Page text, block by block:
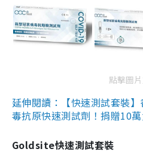
點擊圖
延伸閱讀：【快速測試套裝
毒抗原快速測試劑！捐贈10
Goldsite快速測試套裝